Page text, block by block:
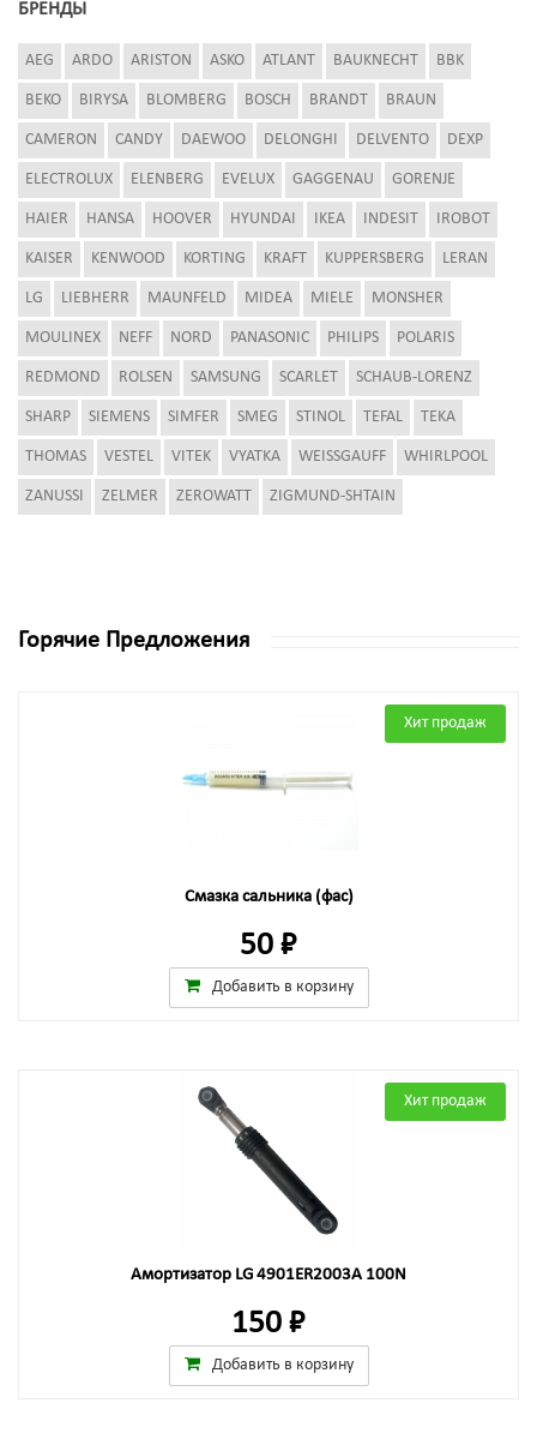
БРЕНДЫ
AEG ARDO ARISTON ASKO ATLANT BAUKNECHT BBK
BEKO BIRYSA BLOMBERG BOSCH BRANDT BRAUN
CAMERON CANDY DAEWOO DELONGHI DELVENTO DEXP
ELECTROLUX ELENBERG EVELUX GAGGENAU GORENJE
HAIER HANSA HOOVER HYUNDAI IKEA INDESIT IROBOT
KAISER KENWOOD KORTING KRAFT KUPPERSBERG LERAN
LG LIEBHERR MAUNFELD MIDEA MIELE MONSHER
MOULINEX NEFF NORD PANASONIC PHILIPS POLARIS
REDMOND ROLSEN SAMSUNG SCARLET SCHAUB-LORENZ
SHARP SIEMENS SIMFER SMEG STINOL TEFAL TEKA
THOMAS VESTEL VITEK VYATKA WEISSGAUFF WHIRLPOOL
ZANUSSI ZELMER ZEROWATT ZIGMUND-SHTAIN
Горячие Предложения
Хит продаж
Смазка сальника (фас)
50 ₽
Добавить в корзину
Хит продаж
Амортизатор LG 4901ER2003A 100N
150 ₽
Добавить в корзину